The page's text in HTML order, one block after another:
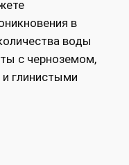
в
воды
с черноземом,
глинистыми